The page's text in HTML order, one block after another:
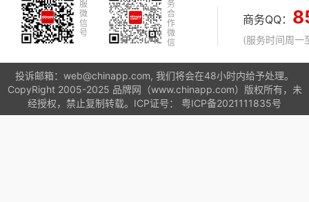
服
微
信
号
务
合
作
微
信
商务QQ：
(服务时间周
投诉邮箱：web@chinapp.com, 我们将会在48小时内给予处理。
CopyRight 2005-2025 品牌网（www.chinapp.com）版权所有，未
经授权，禁止复制转载。ICP证号： 粤ICP备2021111835号